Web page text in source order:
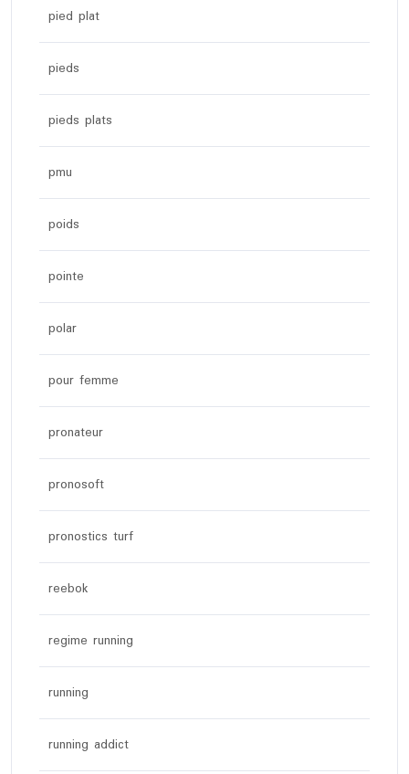
pied plat
pieds
pieds plats
pmu
poids
pointe
polar
pour femme
pronateur
pronosoft
pronostics turf
reebok
regime running
running
running addict